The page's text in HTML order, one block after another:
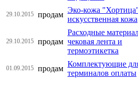
29.10.2015 продам
Эко-кожа
искусственная кожа
29.10.2015 продам
Расходные
чековая лента и
термоэтикетка
01.09.2015 продам
Комплектующие
терминалов оплаты